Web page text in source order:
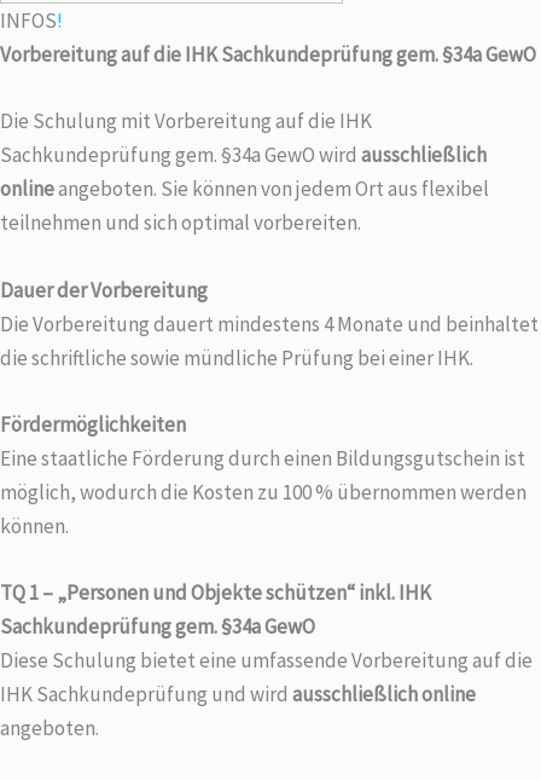
a
i
INFOS!
Vorbereitung auf die IHK Sachkundeprüfung gem. §34a GewO
Die Schulung mit Vorbereitung auf die IHK
Sachkundeprüfung gem. §34a GewO wird ausschließlich
onlineangeboten. Sie können von jedem Ort aus flexibel
teilnehmen und sich optimal vorbereiten.
Dauer der Vorbereitung
Die Vorbereitung dauert mindestens 4 Monate und beinhaltet
die schriftliche sowie mündliche Prüfung bei einer IHK.
Fördermöglichkeiten
Eine staatliche Förderung durch einen Bildungsgutschein ist
möglich, wodurch die Kosten zu 100 % übernommen werden
können.
TQ 1 – „Personen und Objekte schützen“ inkl. IHK
Sachkundeprüfung gem. §34a GewO
Diese Schulung bietet eine umfassende Vorbereitung auf die
IHK Sachkundeprüfung und wird ausschließlich online
angeboten.